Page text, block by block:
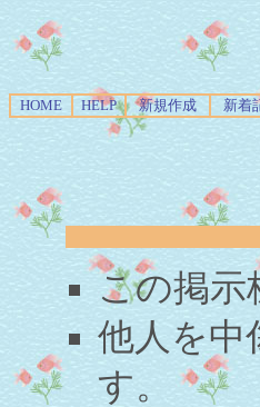
HOME HELP 新規作成 新着
この掲
他人を中
す。